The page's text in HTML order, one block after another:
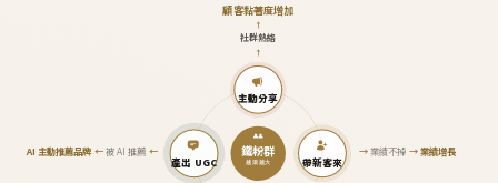
鐵粉群
越滾越大
主動分享
↑
社群熱絡
↑
顧客黏著度增加
帶新客來
→業績不掉 →業績增長
產出 UGC
AI 主動推薦品牌←被 AI 推薦 ←